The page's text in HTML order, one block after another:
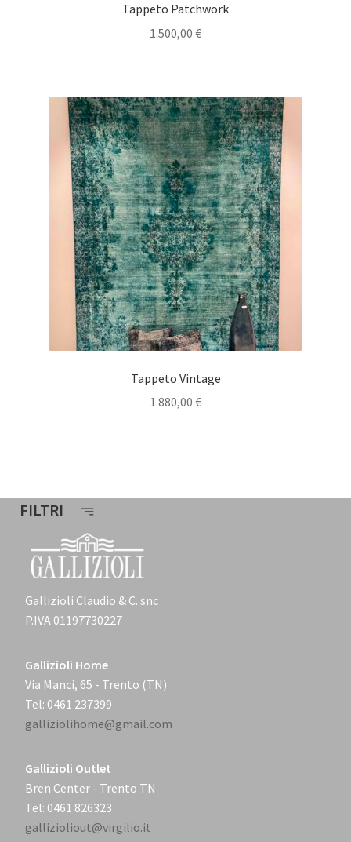
Tappeto Patchwork
1.500,00 €
Tappeto Vintage
1.880,00 €
FILTRI
Gallizioli Claudio & C. snc
P.IVA 01197730227
Gallizioli Home
Via Manci, 65 - Trento (TN)
Tel: 0461 237399
galliziolihome@gmail.com
Gallizioli Outlet
Bren Center - Trento TN
Tel: 0461 826323
gallizioliout@virgilio.it